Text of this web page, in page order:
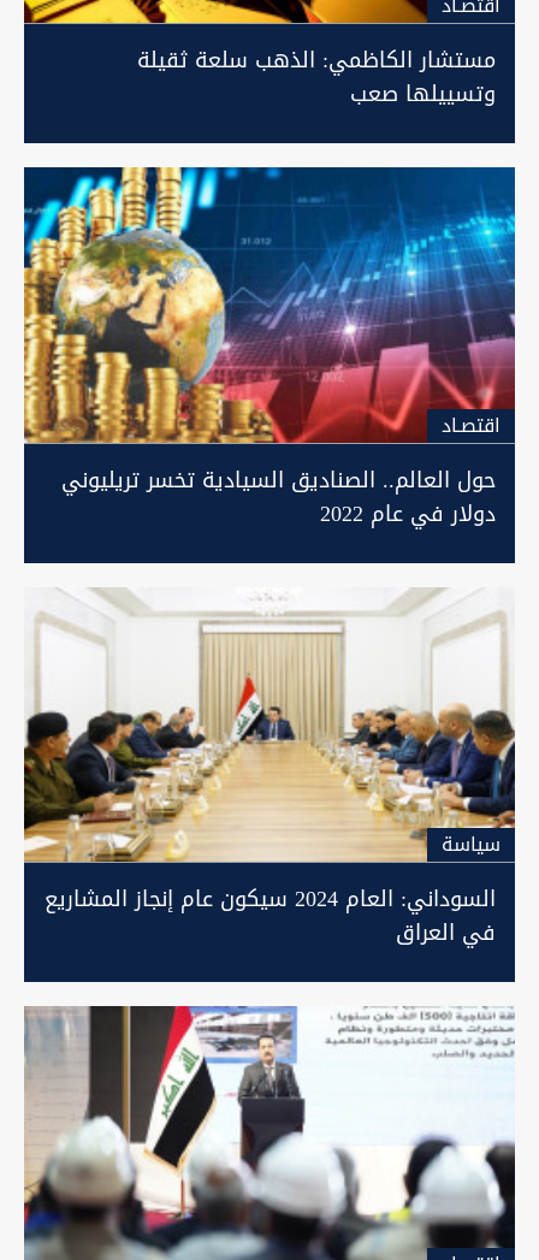
مستشار الكاظمي: الذهب سلعة ثقيلة
وتسييلها صعب
اقتصـاد
حول العالم.. الصناديق السيادية تخسر تريليوني
دولار في عام 2022
سیاسة
السوداني: العام 2024 سيكون عام إنجاز المشاريع
في العراق